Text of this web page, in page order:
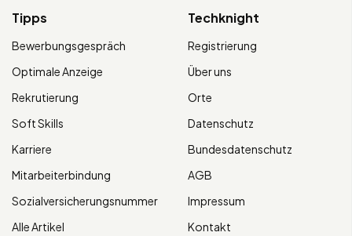
Tipps
Bewerbungsgespräch
Optimale Anzeige
Rekrutierung
Soft Skills
Karriere
Mitarbeiterbindung
Sozialversicherungsnummer
Alle Artikel
Techknight
Registrierung
Über uns
Orte
Datenschutz
Bundesdatenschutz
AGB
Impressum
Kontakt